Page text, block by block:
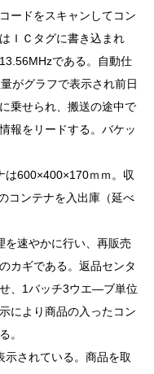
ードをスキャンしてコン
ＩＣタグに書き込まれ
である。自動仕
がグラフで表示され前日
乗せられ、搬送の途中で
報をリードする。バケッ
は600×400×170ｍｍ。収
コンテナを入出庫（延べ
を速やかに行い、再販売
カギである。返品センタ
、1バッチ3ウエ―ブ単位
により商品の入ったコン
。
されている。商品を取